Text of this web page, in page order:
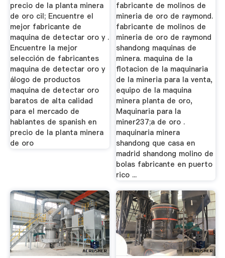
precio de la planta minera
de oro cil; Encuentre el
mejor fabricante de
maquina de detectar oro y .
Encuentre la mejor
selección de fabricantes
maquina de detectar oro y
álogo de productos
maquina de detectar oro
baratos de alta calidad
para el mercado de
hablantes de spanish en
precio de la planta minera
de oro
fabricante de molinos de
mineria de oro de raymond.
fabricante de molinos de
mineria de oro de raymond
shandong maquinas de
minera. maquina de la
flotacion de la maquinaria
de la mineria para la venta,
equipo de la maquina
minera planta de oro,
Maquinaria para la
miner237;a de oro .
maquinaria minera
shandong que casa en
madrid shandong molino de
bolas fabricante en puerto
rico ...